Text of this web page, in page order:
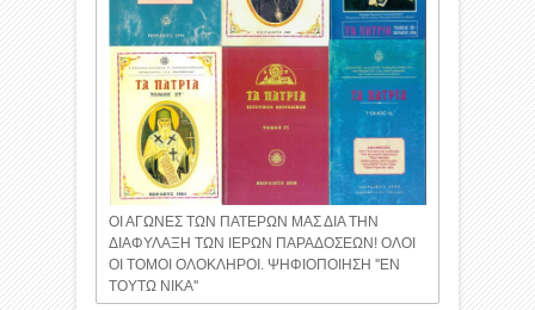
ΟΙ ΑΓΩΝΕΣ ΤΩΝ ΠΑΤΕΡΩΝ ΜΑΣ ΔΙΑ ΤΗΝ
ΔΙΑΦΥΛΑΞΗ ΤΩΝ ΙΕΡΩΝ ΠΑΡΑΔΟΣΕΩΝ! ΟΛΟΙ
ΟΙ ΤΟΜΟΙ ΟΛΟΚΛΗΡΟΙ. ΨΗΦΙΟΠΟΙΗΣΗ ''ΕΝ
ΤΟΥΤΩ ΝΙΚΑ''